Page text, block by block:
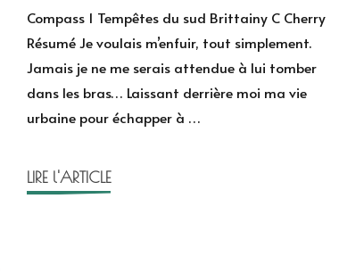
du
sud
de
Brittainy
C.
Cherry
Compass 1 Tempêtes du sud Brittainy C Cherry
Résumé Je voulais m’enfuir, tout simplement.
Jamais je ne me serais attendue à lui tomber
dans les bras… Laissant derrière moi ma vie
urbaine pour échapper à …
LIRE l'ARTICLE